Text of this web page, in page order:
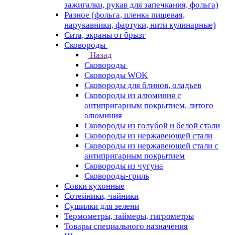
зажигалки, рукав для запечкания, фольга)
Разное (фольга, пленка пищевая,
нарукавники, фартуки, нити кулинарные)
Сита, экраны от брызг
Сковороды
Назад
Сковороды
Сковороды WOK
Сковороды для блинов, оладьев
Сковороды из алюминия с
антипригарным покрытием, литого
алюминия
Сковороды из голубой и белой стали
Сковороды из нержавеющей стали
Сковороды из нержавеющей стали с
антипригарным покрытием
Сковороды из чугуна
Сковороды-гриль
Совки кухонные
Сотейники, чайники
Сушилки для зелени
Термометры, таймеры, гигрометры
Товары специального назначения